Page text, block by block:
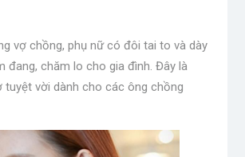
vợ chồng, phụ nữ có đôi tai to và dày
đang, chăm lo cho gia đình. Đây là
tuyệt vời dành cho các ông chồng